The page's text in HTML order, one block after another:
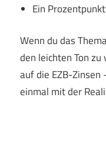
Ein
Wenn du das
den leichten Ton
auf die EZB-Zinsen
einmal mit der